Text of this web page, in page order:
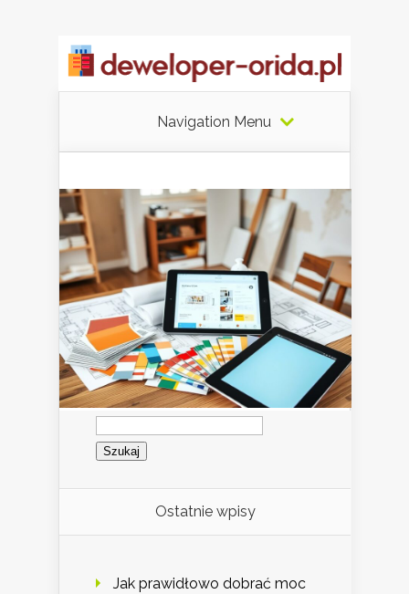
Navigation Menu
Szukaj:
Ostatnie wpisy
Jak prawidłowo dobrać moc